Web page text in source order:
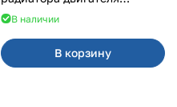
Приора 2170 Panasonic
В наличии
В корзину